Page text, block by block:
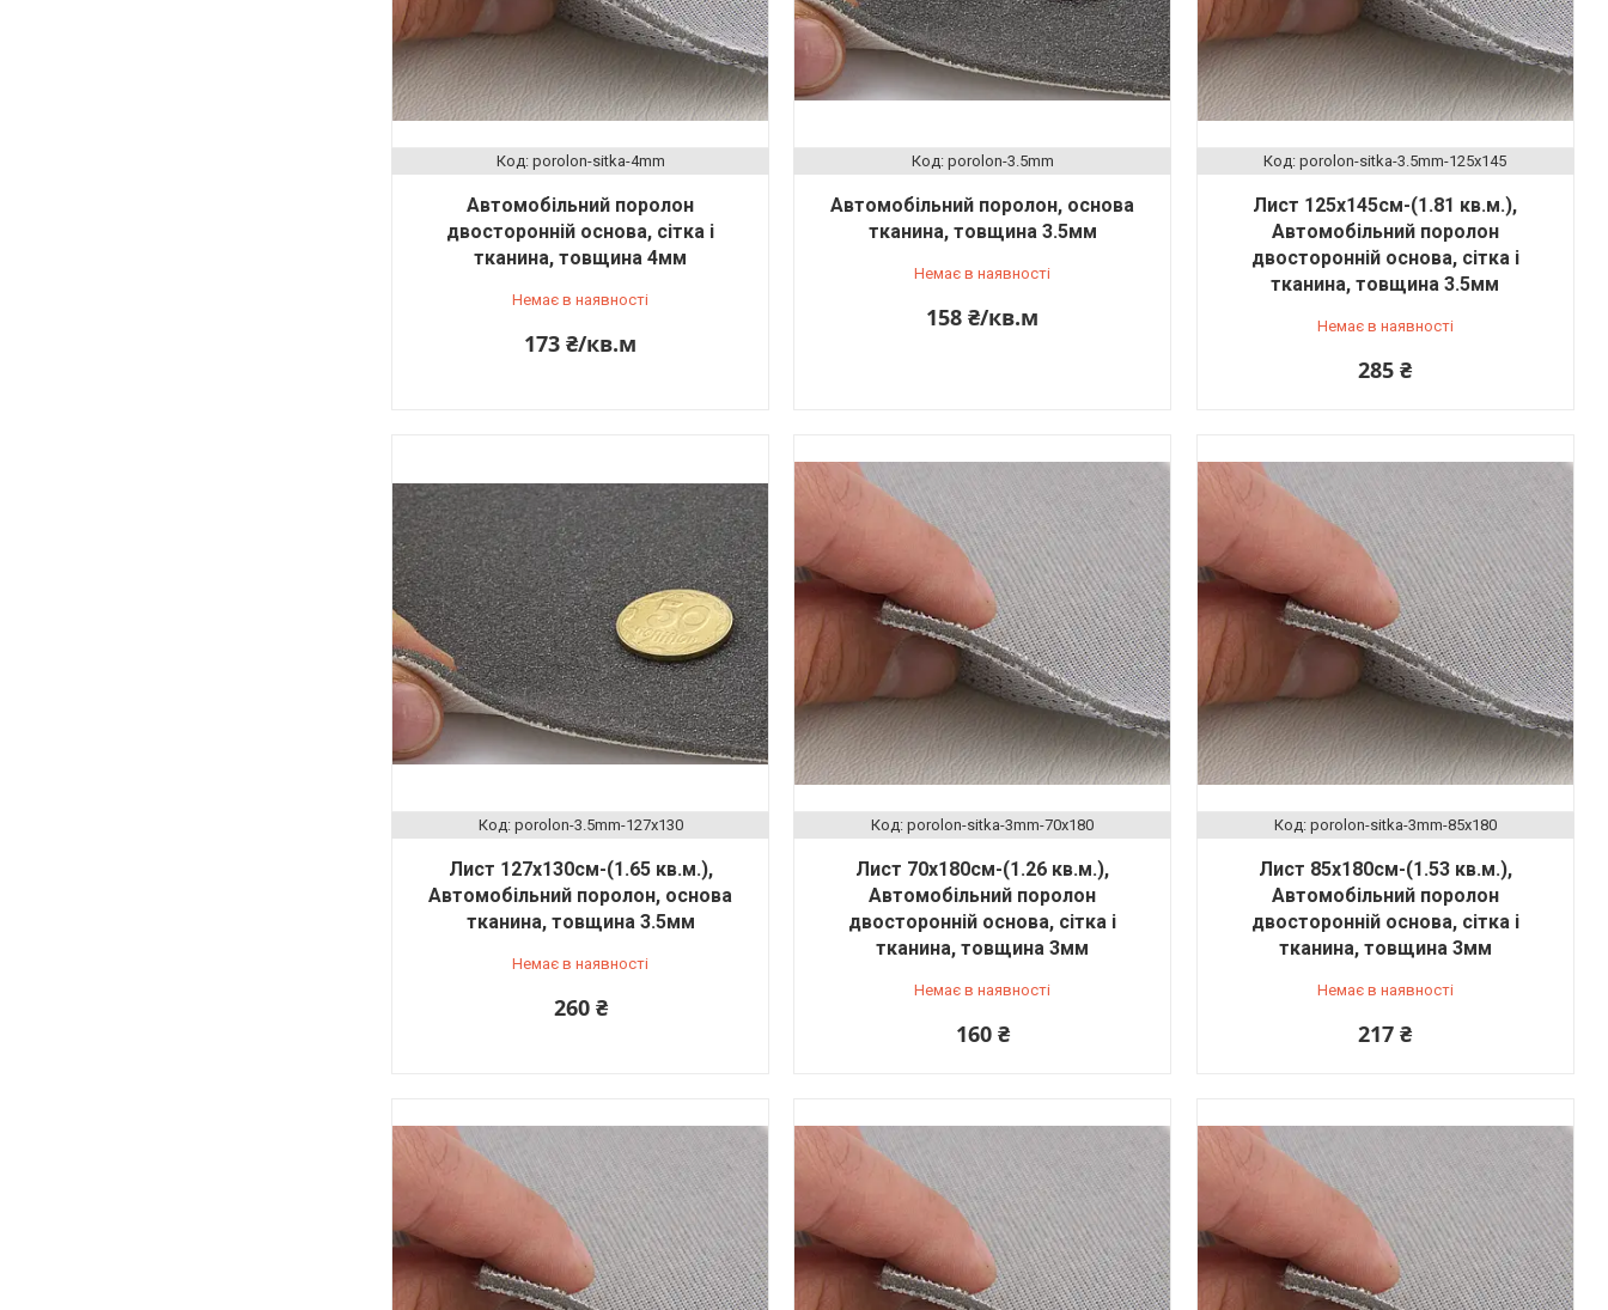
porolon-sіtka-4mm
Автомобільний поролон
двосторонній основа, сітка і
тканина, товщина 4мм
Немає в наявності
173 ₴/кв.м
porolon-3.5mm
Автомобільний поролон, основа
тканина, товщина 3.5мм
Немає в наявності
158 ₴/кв.м
porolon-sіtka-3.5mm-125x145
Лист 125х145см-(1.81 кв.м.),
Автомобільний поролон
двосторонній основа, сітка і
тканина, товщина 3.5мм
Немає в наявності
285 ₴
porolon-3.5mm-127x130
Лист 127х130см-(1.65 кв.м.),
Автомобільний поролон, основа
тканина, товщина 3.5мм
Немає в наявності
260 ₴
porolon-sіtka-3mm-70x180
Лист 70х180см-(1.26 кв.м.),
Автомобільний поролон
двосторонній основа, сітка і
тканина, товщина 3мм
Немає в наявності
160 ₴
porolon-sіtka-3mm-85x180
Лист 85х180см-(1.53 кв.м.),
Автомобільний поролон
двосторонній основа, сітка і
тканина, товщина 3мм
Немає в наявності
217 ₴